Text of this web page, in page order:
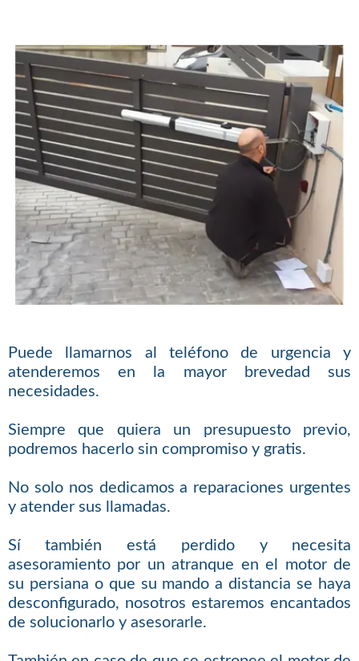
Puede llamarnos al teléfono de urgencia y
atenderemos en la mayor brevedad sus
necesidades.
Siempre que quiera un presupuesto previo,
podremos hacerlo sin compromiso y gratis.
No solo nos dedicamos a reparaciones urgentes
y atender sus llamadas.
Sí también está perdido y necesita
asesoramiento por un atranque en el motor de
su persiana o que su mando a distancia se haya
desconfigurado, nosotros estaremos encantados
de solucionarlo y asesorarle.